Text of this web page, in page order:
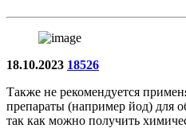
18.10.2023 18526
Также не рекомендуется
препараты (например йод) для
так как можно получить